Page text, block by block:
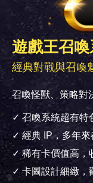
遊戲王召喚
經典對戰與召喚
召喚怪獸、策略對
✓ 召喚系統超有特
✓ 經典 IP，多年來
✓ 稀有卡價值高，
✓ 卡圖設計細緻，